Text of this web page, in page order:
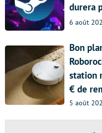
durera
6 août
Bon
station
€ de
5 août